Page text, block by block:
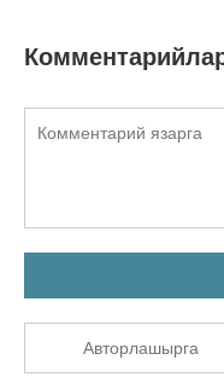
Авторлашырга